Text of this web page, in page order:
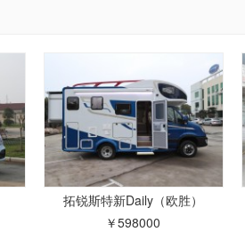
拓锐斯特新Daily（欧胜）
￥598000